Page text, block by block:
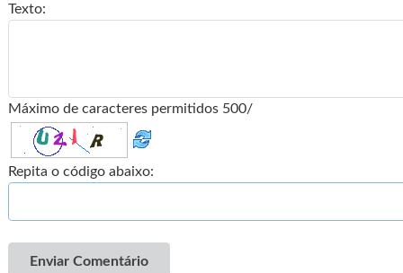
Texto:
Máximo de caracteres permitidos 500/
Repita o código abaixo:
Enviar Comentário